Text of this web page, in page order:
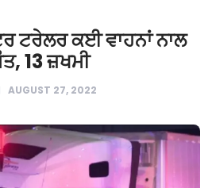
ਟਰੇਲਰ ਕਈ ਵਾਹਨਾਂ ਨਾਲ
13 ਜ਼ਖਮੀ
AUGUST 27, 2022